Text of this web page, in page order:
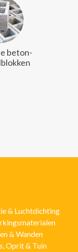
beton-
& Luchtdichting
& Wanden
Oprit & Tuin